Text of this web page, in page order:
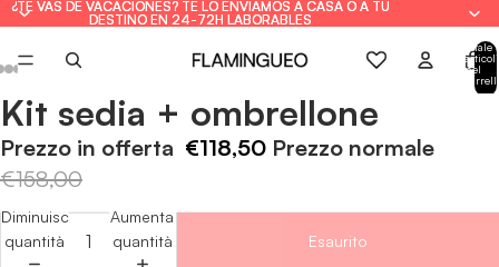
¿TE VAS DE VACACIONES? TE LO ENVIAMOS A CASA O A TU
DESTINO EN 24-72H LABORABLES
¿TE VAS DE VACACIONES? TE LO ENVIAMOS A CASA O A TU
DESTINO EN 24-72H LABORABLES
Totale
articoli
nel
Apri
immagine
a
schermo
Apri
immagine
a
schermo
Apri
immagine
a
schermo
Apri
immagine
a
schermo
Apri
immagine
a
schermo
Apri
immagine
a
schermo
Apri
immagine
a
schermo
Kit sedia + ombrellone
Prezzo in offerta €118,50 Prezzo normale
€158,00
Diminuisci
quantità
Aumenta
quantità
Esaurito